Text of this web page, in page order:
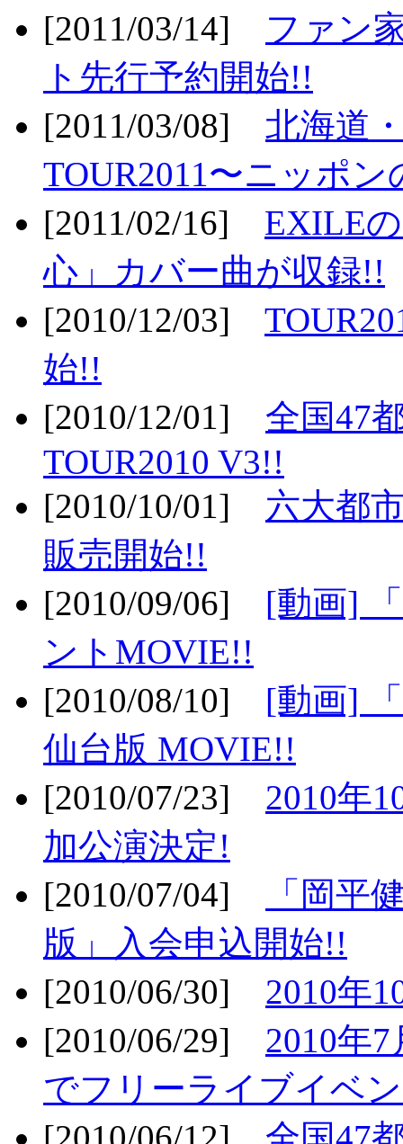
[2011/03/14] ファン
ト先行予約開始!!
[2011/03/08] 北海道
TOUR2011〜ニッポ
[2011/02/16] EXILE
心」カバー曲が収録!!
[2010/12/03]
始!!
[2010/12/01] 全国47
TOUR2010 V3!!
[2010/10/01] 六大都
販売開始!!
[2010/09/06] [動画]
ントMOVIE!!
[2010/08/10] [動画]
仙台版 MOVIE!!
[2010/07/23] 2010年
加公演決定!
[2010/07/04]
「岡平
版」入会申込開始!!
[2010/06/30] 2010年
[2010/06/29] 2010年
でフリーライブイベ